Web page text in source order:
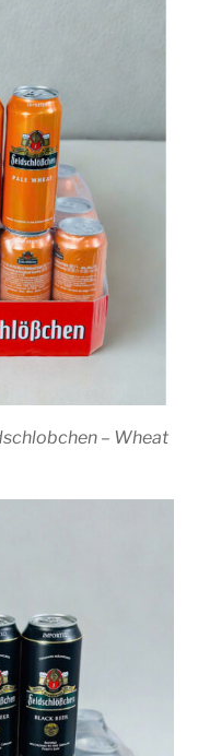
– Wheat